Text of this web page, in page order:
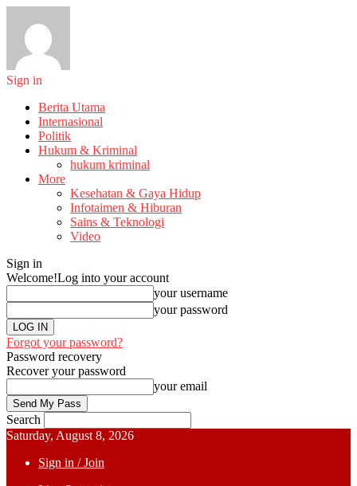
Sign in
Berita Utama
Internasional
Politik
Hukum & Kriminal
hukum kriminal
More
Kesehatan & Gaya Hidup
Infotaimen & Hiburan
Sains & Teknologi
Video
Sign in
Welcome!Log into your account
your username
your password
Forgot your password?
Password recovery
Recover your password
your email
Search
Saturday, August 8, 2026
Sign in / Join